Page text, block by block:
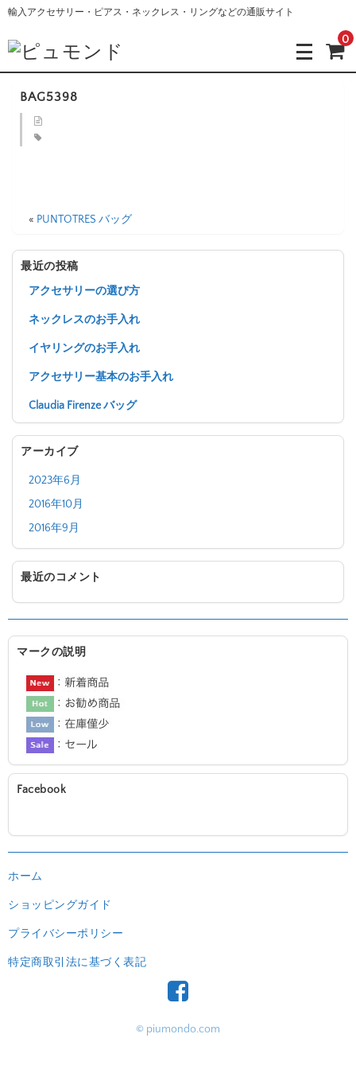
輸入アクセサリー・ピアス・ネックレス・リングなどの通販サイト
0
BAG5398
« PUNTOTRES バッグ
最近の投稿
アクセサリーの選び方
ネックレスのお手入れ
イヤリングのお手入れ
アクセサリー基本のお手入れ
Claudia Firenze バッグ
アーカイブ
2023年6月
2016年10月
2016年9月
最近のコメント
マークの説明
Facebook
ホーム
ショッピングガイド
プライバシーポリシー
特定商取引法に基づく表記
© piumondo.com